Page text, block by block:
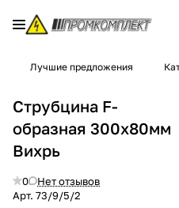
Лучшие предложения
Струбцина F-
образная 300х80мм
Вихрь
0
Нет отзывов
Арт. 73/9/5/2